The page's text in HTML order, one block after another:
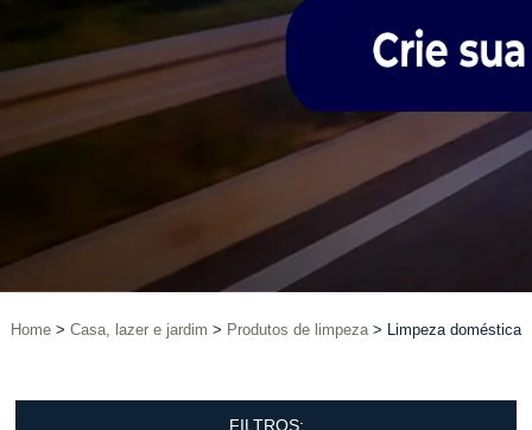
Home Casa, lazer e jardim Produtos de limpeza Limpeza doméstica
FILTROS: